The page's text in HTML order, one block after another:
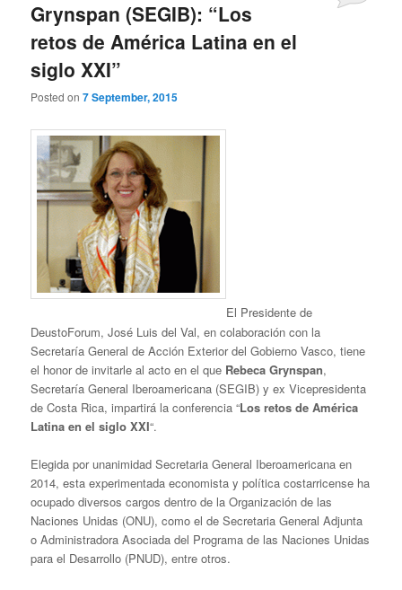
Grynspan (SEGIB): “Los
retos de América Latina en el
siglo XXI”
Posted on7 September, 2015
El Presidente de
DeustoForum, José Luis del Val, en colaboración con la
Secretaría General de Acción Exterior del Gobierno Vasco, tiene
el honor de invitarle al acto en el que Rebeca Grynspan,
Secretaría General Iberoamericana (SEGIB) y ex Vicepresidenta
de Costa Rica, impartirá la conferencia “Los retos de América
Latina en el siglo XXI“.
Elegida por unanimidad Secretaria General Iberoamericana en
2014, esta experimentada economista y política costarricense ha
ocupado diversos cargos dentro de la Organización de las
Naciones Unidas (ONU), como el de Secretaria General Adjunta
o Administradora Asociada del Programa de las Naciones Unidas
para el Desarrollo (PNUD), entre otros.